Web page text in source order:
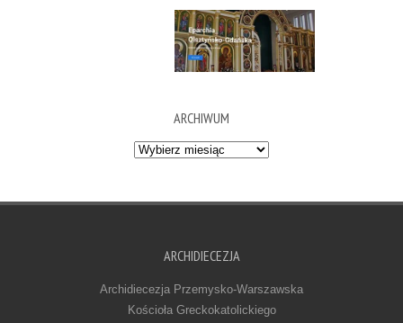
ARCHIWUM
Archiwum
ARCHIDIECEZJA
Archidiecezja Przemysko-Warszawska
Kościoła Greckokatolickiego